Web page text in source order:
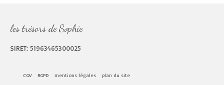
les trésors de Sophie
SIRET: 51963465300025
CGV RGPD mentions légales plan du site